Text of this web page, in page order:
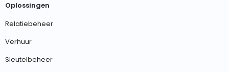
Oplossingen
Relatiebeheer
Verhuur
Sleutelbeheer